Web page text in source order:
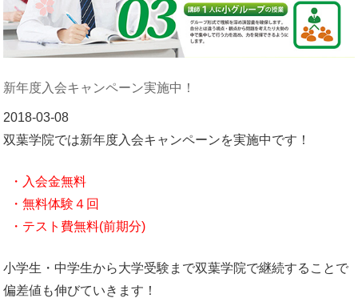
新年度入会キャンペーン実施中！
2018-03-08
双葉学院では新年度入会キャンペーンを実施中です！
・入会金無料
・無料体験４回
・テスト費無料(前期分)
小学生・中学生から大学受験まで双葉学院で継続することで
偏差値も伸びていきます！